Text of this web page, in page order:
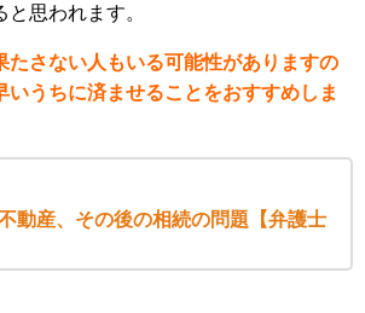
思われます。
たさない人もいる可能性がありますの
いうちに済ませることをおすすめしま
動産、その後の相続の問題【弁護士